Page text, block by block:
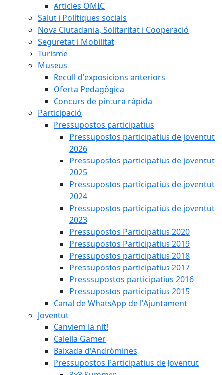
Articles OMIC
Salut i Polítiques socials
Nova Ciutadania, Solitaritat i Cooperació
Seguretat i Mobilitat
Turisme
Museus
Recull d'exposicions anteriors
Oferta Pedagògica
Concurs de pintura ràpida
Participació
Pressupostos participatius
Pressupostos participatius de joventut
2026
Pressupostos participatius de joventut
2025
Pressupostos participatius de joventut
2024
Pressupostos participatius de joventut
2023
Pressupostos Participatius 2020
Pressupostos Participatius 2019
Pressupostos participatius 2018
Pressupostos participatius 2017
Presssupostos participatius 2016
Pressupostos participatius 2015
Canal de WhatsApp de l'Ajuntament
Joventut
Canviem la nit!
Calella Gamer
Baixada d'Andròmines
Pressupostos Participatius de Joventut